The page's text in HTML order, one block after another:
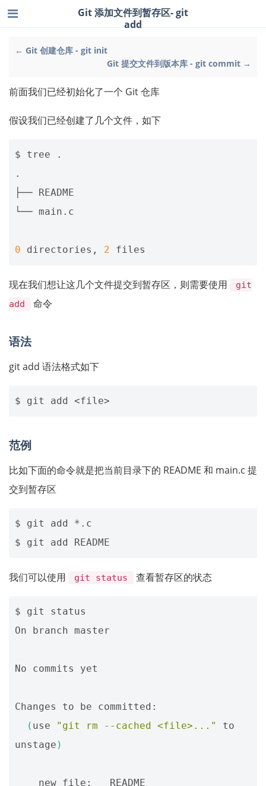
← Git 创建仓库 - git init
Git 提交文件到版本库 - git commit →
Git 添加文件到暂存区- git
add
前面我们已经初始化了一个 Git 仓库
假设我们已经创建了几个文件，如下
$ tree .
.
├── README
└── main.c
0 directories, 2
现在我们想让这几个文件提交到暂存区，则需要使用
git
add
命令
语法
git add 语法格式如下
范例
比如下面的命令就是把当前目录下的 README 和 main.c 提
交到暂存区
$ git add *.c
我们可以使用 git status 查看暂存区的状态
$ git status
On branch master
No commits yet
Changes to be committed:
( use "git rm --cached <file>..."
to
unstage )